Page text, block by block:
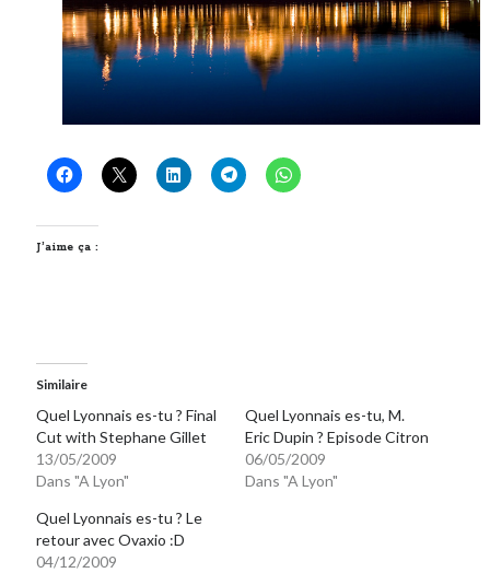
J’aime ça :
Similaire
Quel Lyonnais es-tu ? Final
Cut with Stephane Gillet
13/05/2009
Dans "A Lyon"
Quel Lyonnais es-tu, M.
Eric Dupin ? Episode Citron
06/05/2009
Dans "A Lyon"
Quel Lyonnais es-tu ? Le
retour avec Ovaxio :D
04/12/2009